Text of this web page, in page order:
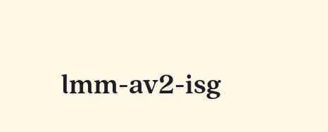
lmm-av2-isg